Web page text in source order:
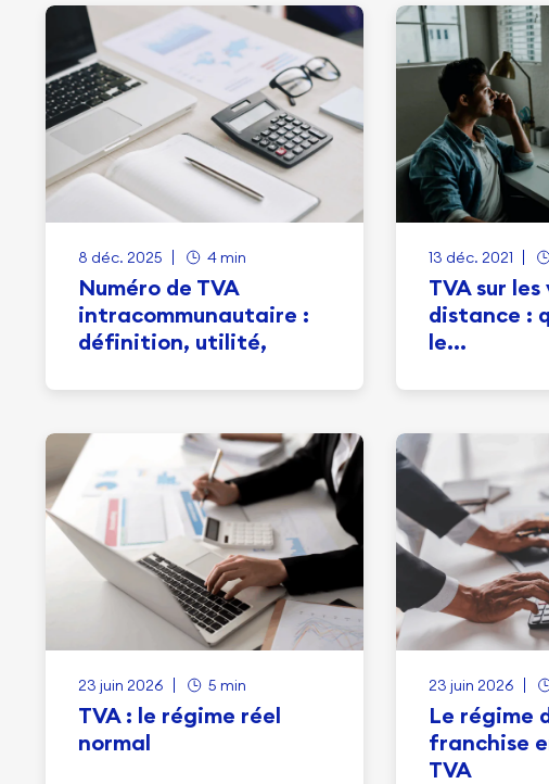
8 déc. 2025 4 min
Numéro de TVA
intracommunautaire :
définition, utilité,
13 déc. 2021
TVA sur
distance :
le...
23 juin 2026 5 min
TVA : le régime réel
normal
23 juin 2026
Le régime
franchise
TVA